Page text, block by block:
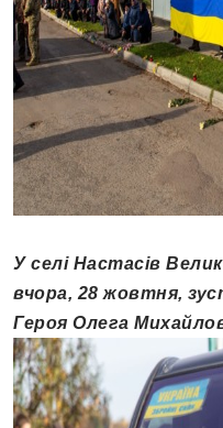
У селі Настасів
вчора, 28 жовтня,
Героя Олега